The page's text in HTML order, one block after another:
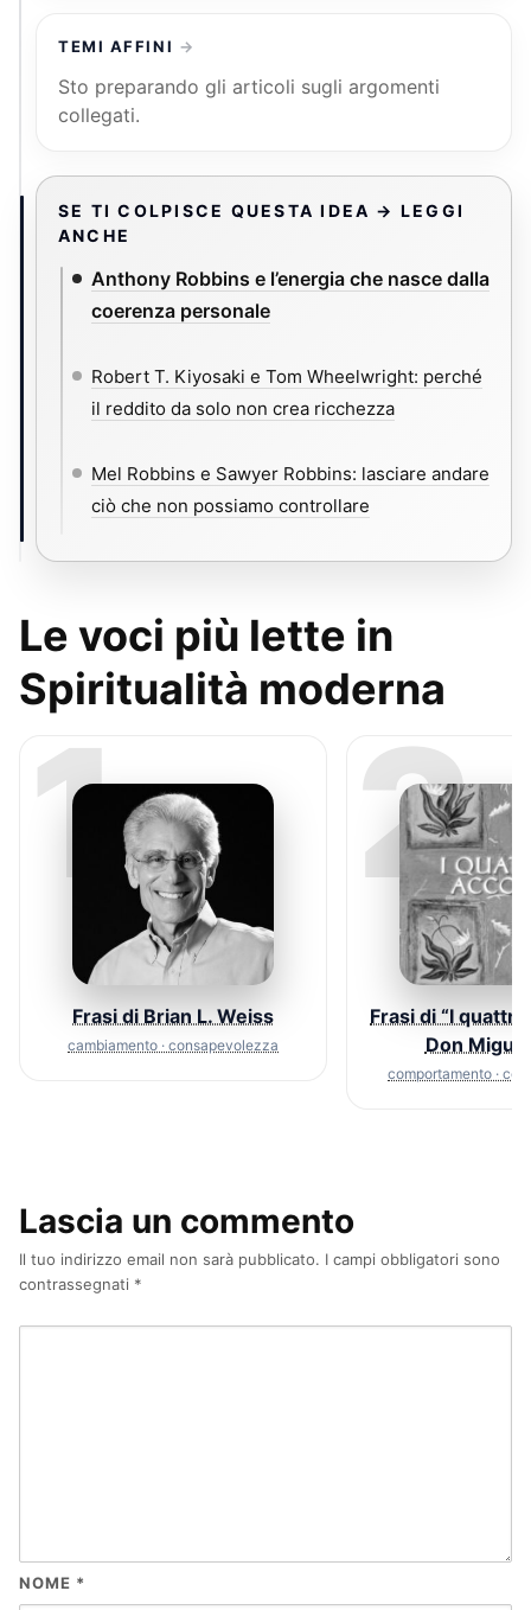
TEMI AFFINI
Sto preparando gli articoli sugli argomenti
collegati.
SE TI COLPISCE QUESTA IDEA → LEGGI
ANCHE
Anthony Robbins e l’energia che nasce dalla
coerenza personale
Robert T. Kiyosaki e Tom Wheelwright: perché
il reddito da solo non crea ricchezza
Mel Robbins e Sawyer Robbins: lasciare andare
ciò che non possiamo controllare
Le voci più lette in
Spiritualità moderna
1
Frasi di Brian L. Weiss
cambiamento · consapevolezza
2
Frasi di “I
Don
comportamento ·
Lascia un commento
Il tuo indirizzo email non sarà pubblicato. I campi obbligatori sono
contrassegnati *
NOME *